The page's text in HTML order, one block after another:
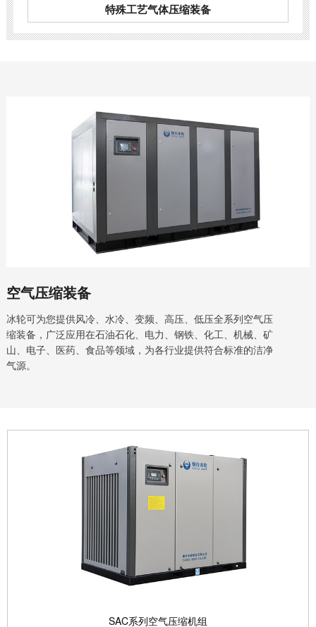
特殊工艺气体压缩装备
空气压缩装备
冰轮可为您提供风冷、水冷、变频、高压、低压全系列空气压
缩装备，广泛应用在石油石化、电力、钢铁、化工、机械、矿
山、电子、医药、食品等领域，为各行业提供符合标准的洁净
气源。
SAC系列空气压缩机组